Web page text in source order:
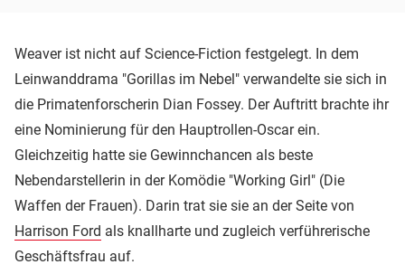
Weaver ist nicht auf Science-Fiction festgelegt. In dem
Leinwanddrama "Gorillas im Nebel" verwandelte sie sich in
die Primatenforscherin Dian Fossey. Der Auftritt brachte ihr
eine Nominierung für den Hauptrollen-Oscar ein.
Gleichzeitig hatte sie Gewinnchancen als beste
Nebendarstellerin in der Komödie "Working Girl" (Die
Waffen der Frauen). Darin trat sie sie an der Seite von
Harrison Ford als knallharte und zugleich verführerische
Geschäftsfrau auf.